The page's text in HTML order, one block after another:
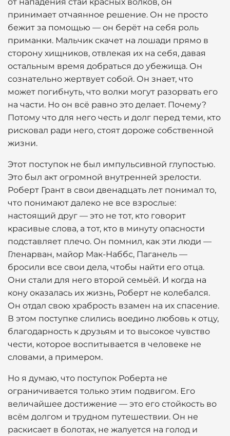
принимает отчаянное решение. Он не просто
бежит за помощью — он берёт на себя роль
приманки. Мальчик скачет на лошади прямо в
сторону хищников, отвлекая их на себя, давая
остальным время добраться до убежища. Он
сознательно жертвует собой. Он знает, что
может погибнуть, что волки могут разорвать его
на части. Но он всё равно это делает. Почему?
Потому что для него честь и долг перед теми, кто
рисковал ради него, стоят дороже собственной
жизни.
Этот поступок не был импульсивной глупостью.
Это был акт огромной внутренней зрелости.
Роберт Грант в свои двенадцать лет понимал то,
что понимают далеко не все взрослые:
настоящий друг — это не тот, кто говорит
красивые слова, а тот, кто в минуту опасности
подставляет плечо. Он помнил, как эти люди —
Гленарван, майор Мак-Наббс, Паганель —
бросили все свои дела, чтобы найти его отца.
Они стали для него второй семьёй. И когда на
кону оказалась их жизнь, Роберт не колебался.
Он отдал свою храбрость взамен на их спасение.
В этом поступке слились воедино любовь к отцу,
благодарность к друзьям и то высокое чувство
чести, которое воспитывается в человеке не
словами, а примером.
Но я думаю, что поступок Роберта не
ограничивается только этим подвигом. Его
величайшее достижение — это его стойкость во
всём долгом и трудном путешествии. Он не
раскисает в болотах, не жалуется на голод и